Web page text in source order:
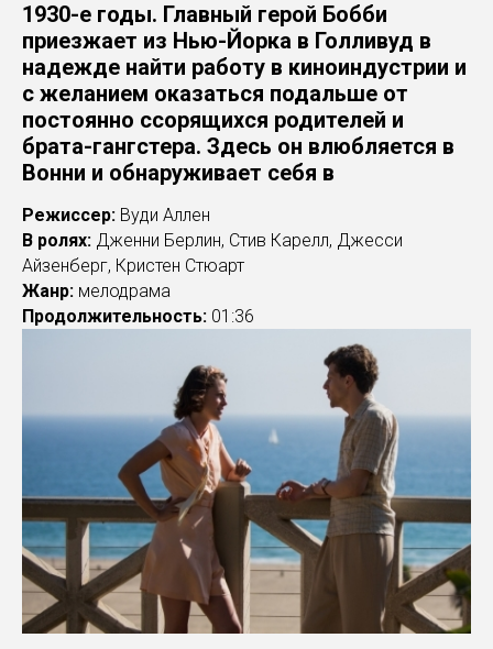
1930-е годы. Главный герой Бобби
приезжает из Нью-Йорка в Голливуд в
надежде найти работу в киноиндустрии и
с желанием оказаться подальше от
постоянно ссорящихся родителей и
брата-гангстера. Здесь он влюбляется в
Вонни и обнаруживает себя в
Режиссер: Вуди Аллен
В ролях: Дженни Берлин, Стив Карелл, Джесси
Айзенберг, Кристен Стюарт
Жанр: мелодрама
Продолжительность: 01:36